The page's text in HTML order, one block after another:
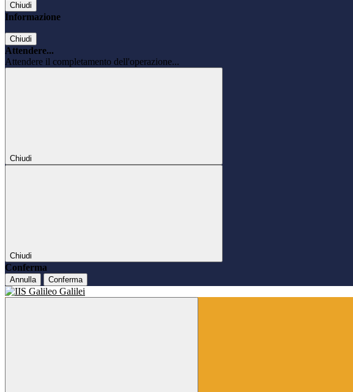
Chiudi
Informazione
Chiudi
Attendere...
Attendere il completamento dell'operazione...
Chiudi
Chiudi
Conferma
Annulla Conferma